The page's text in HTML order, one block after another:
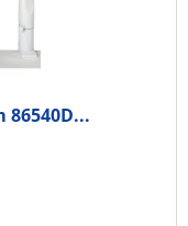
86540D...